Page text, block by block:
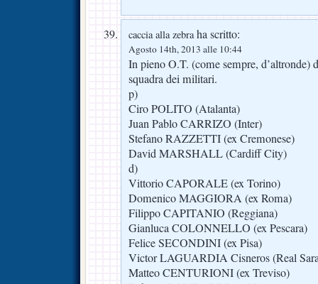
caccia alla zebraha scritto:
Agosto 14th, 2013 alle 10:44
In pieno O.T. (come sempre, d’altronde)
squadra dei militari.
p)
Ciro POLITO (Atalanta)
Juan Pablo CARRIZO (Inter)
Stefano RAZZETTI (ex Cremonese)
David MARSHALL (Cardiff City)
d)
Vittorio CAPORALE (ex Torino)
Domenico MAGGIORA (ex Roma)
Filippo CAPITANIO (Reggiana)
Gianluca COLONNELLO (ex Pescara)
Felice SECONDINI (ex Pisa)
Victor LAGUARDIA Cisneros (Real
Matteo CENTURIONI (ex Treviso)